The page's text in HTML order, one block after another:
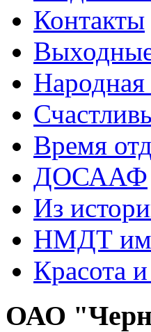
Контакты
Народная
Время
ДОСААФ
Из
НМДТ им.
Красота
ОАО